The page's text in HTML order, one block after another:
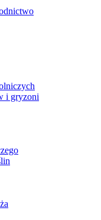
i gryzoni